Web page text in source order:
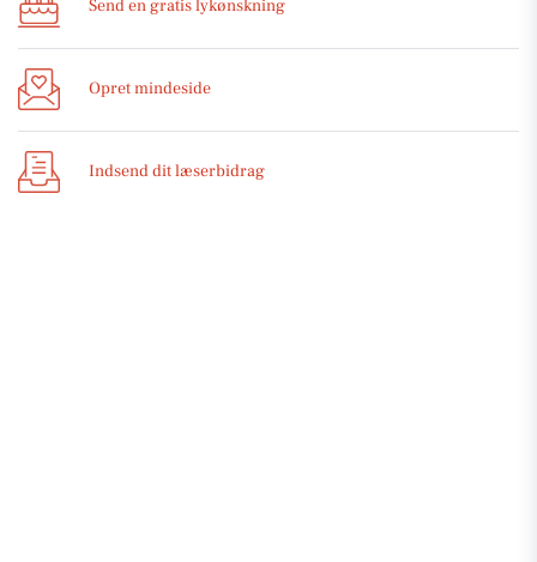
Send en gratis lykønskning
Opret mindeside
Indsend dit læserbidrag